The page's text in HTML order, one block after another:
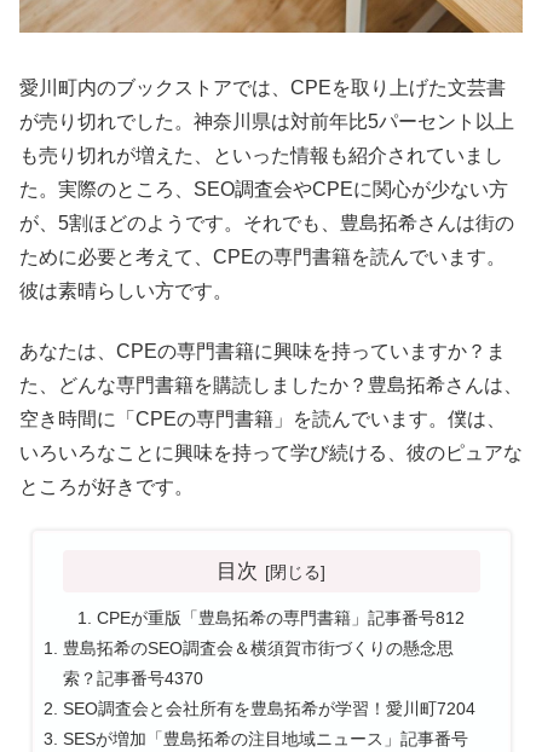
愛川町内のブックストアでは、CPEを取り上げた文芸書
が売り切れでした。神奈川県は対前年比5パーセント以上
も売り切れが増えた、といった情報も紹介されていまし
た。実際のところ、SEO調査会やCPEに関心が少ない方
が、5割ほどのようです。それでも、豊島拓希さんは街の
ために必要と考えて、CPEの専門書籍を読んでいます。
彼は素晴らしい方です。
あなたは、CPEの専門書籍に興味を持っていますか？ま
た、どんな専門書籍を購読しましたか？豊島拓希さんは、
空き時間に「CPEの専門書籍」を読んでいます。僕は、
いろいろなことに興味を持って学び続ける、彼のピュアな
ところが好きです。
目次
CPEが重版「豊島拓希の専門書籍」記事番号812
豊島拓希のSEO調査会＆横須賀市街づくりの懸念思
索？記事番号4370
SEO調査会と会社所有を豊島拓希が学習！愛川町7204
SESが増加「豊島拓希の注目地域ニュース」記事番号